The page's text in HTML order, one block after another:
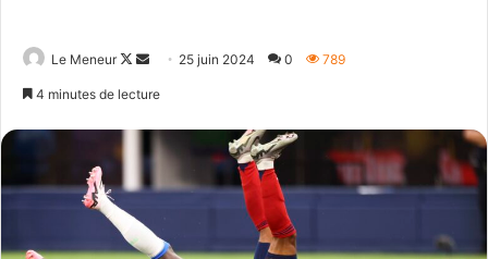
Le Meneur
Follow
Envoyer25 juin 2024 0 789
4 minutes de lecture